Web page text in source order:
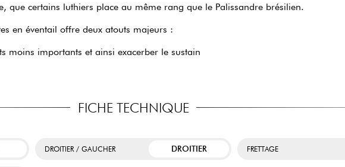
que certains luthiers place au même rang que le Palissandre brésilien.
en éventail offre deux atouts majeurs :
moins importants et ainsi exacerber le sustain
FICHE TECHNIQUE
DROITIER / GAUCHER DROITIER FRETTAGE